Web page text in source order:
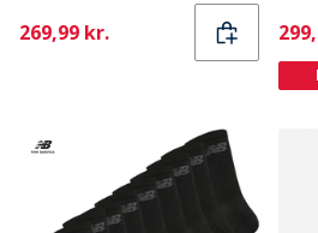
Current
269,99 kr.